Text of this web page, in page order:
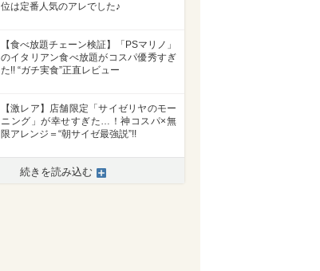
位は定番人気のアレでした♪
【食べ放題チェーン検証】「PSマリノ」
のイタリアン食べ放題がコスパ優秀すぎ
た!! “ガチ実食”正直レビュー
【激レア】店舗限定「サイゼリヤのモー
ニング」が幸せすぎた…！神コスパ×無
限アレンジ＝“朝サイゼ最強説”!!
続きを読み込む